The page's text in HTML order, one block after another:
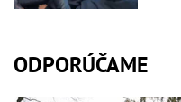
ODPORÚČAME